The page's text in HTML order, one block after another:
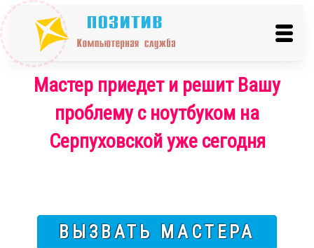
Мастер приедет и решит Вашу
проблему с ноутбуком на
Серпуховской уже сегодня
ВЫЗВАТЬ МАСТЕРА